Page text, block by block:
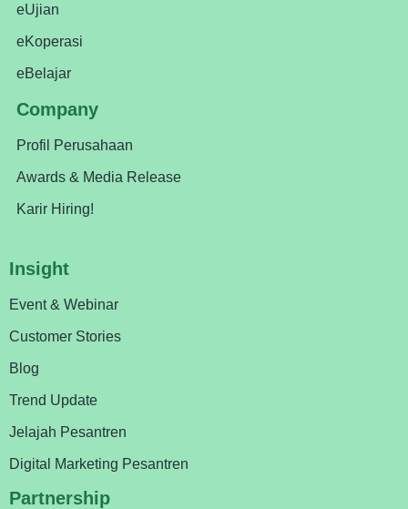
eUjian
eKoperasi
eBelajar
Company
Profil Perusahaan
Awards & Media Release
Karir Hiring!
Insight
Event & Webinar
Customer Stories
Blog
Trend Update
Jelajah Pesantren
Digital Marketing Pesantren
Partnership